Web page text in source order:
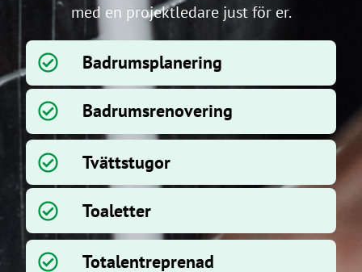
med en projektledare just för er.
Badrumsplanering
Badrumsrenovering
Tvättstugor
Toaletter
Totalentreprenad